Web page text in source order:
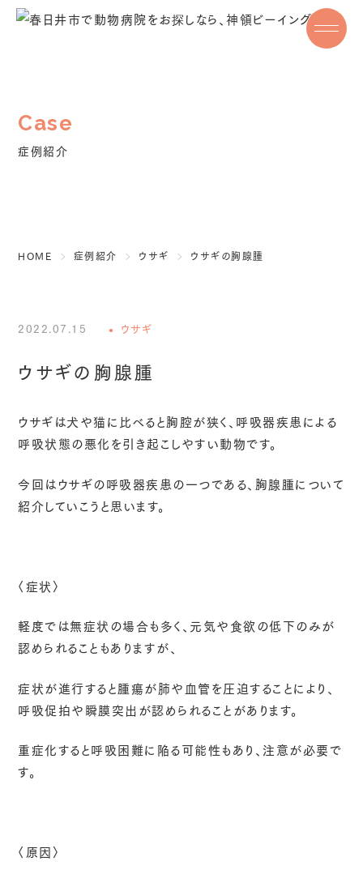
Tel. 0568-83-3377
症例紹介
HOME 症例紹介 ウサギ ウサギの胸腺腫
2022.07.15 ウサギ
ウサギの胸腺腫
ウサギは犬や猫に比べると胸腔が狭く、呼吸器疾患による
呼吸状態の悪化を引き起こしやすい動物です。
今回はウサギの呼吸器疾患の一つである、胸腺腫について
紹介していこうと思います。
〈症状〉
軽度では無症状の場合も多く、元気や食欲の低下のみが
認められることもありますが、
症状が進行すると腫瘍が肺や血管を圧迫することにより、
呼吸促拍や瞬膜突出が認められることがあります。
重症化すると呼吸困難に陥る可能性もあり、注意が必要で
す。
〈原因〉